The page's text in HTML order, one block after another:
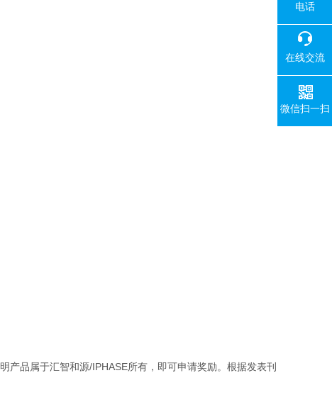
产品属于汇智和源/IPHASE所有，即可申请奖励。根据发表刊
电话
在线交流
微信扫一扫